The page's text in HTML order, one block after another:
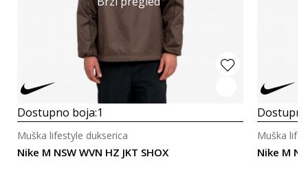
Dostupno boja:1
Nike M NSW WVN HZ JKT SHOX
Muška lifestyle dukserica
Nike M
Muška